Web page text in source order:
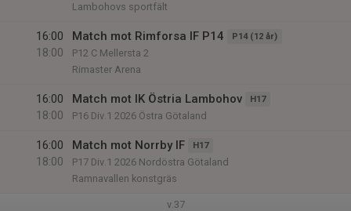
Lambohovs sportfält
16:00
18:00
Match mot Rimforsa IF P14 P14 (12 år)
P12 C Mellersta 2
Rimaster Arena
16:00
18:00
Match mot IK Östria Lambohov H17
P16 Div.1 2026 Östra Götaland
16:00
18:00
Match mot Norrby IF H17
P17 Div.1 2026 Nordöstra Götaland
Ramnavallen konstgräs
v.37